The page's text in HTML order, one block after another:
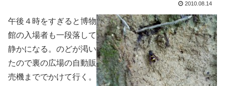
2010.08.14
午後４時をすぎると博物
館の入場者も一段落して
静かになる。のどが渇い
たので裏の広場の自動販
売機まででかけて行く。